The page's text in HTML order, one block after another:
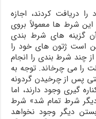
دریافت کردند، اجازه
شرط ها معمولاً بروی
گزینه های شرط بندی
است ژتون های خود را
چند شرط بندی را انجام
را می چرخاند. توجه به
پس از چرخیدن گردونه
گیری وجود دارند، اما
شرط تمام شد» شرط
دیگر وجود نخواهد